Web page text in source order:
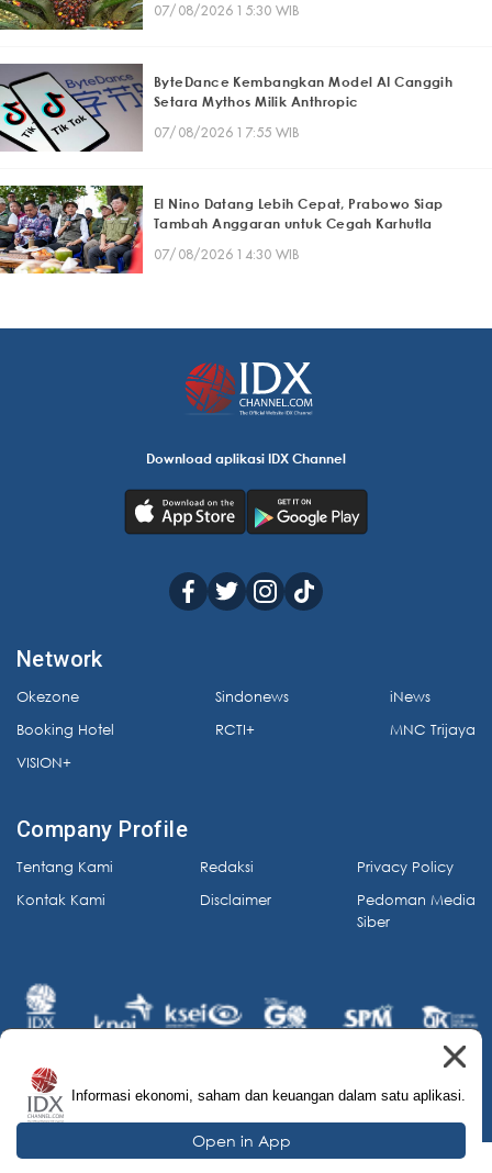
07/08/2026 15:30 WIB
ByteDance Kembangkan Model AI Canggih
Setara Mythos Milik Anthropic
07/08/2026 17:55 WIB
El Nino Datang Lebih Cepat, Prabowo Siap
Tambah Anggaran untuk Cegah Karhutla
07/08/2026 14:30 WIB
Download aplikasi IDX Channel
Network
Okezone
Booking Hotel
VISION+
Sindonews
RCTI+
iNews
MNC Trijaya
Company Profile
Tentang Kami
Kontak Kami
Redaksi
Disclaimer
Privacy Policy
Pedoman Media
Siber
© 2026 IDX Channel. All Rights Reserved.
Informasi ekonomi, saham dan keuangan dalam satu aplikasi.
Open in App